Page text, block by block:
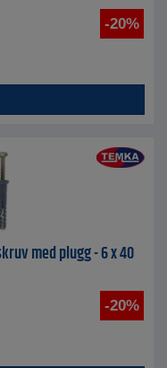
-20%
med plugg - 6 x 40
-20%